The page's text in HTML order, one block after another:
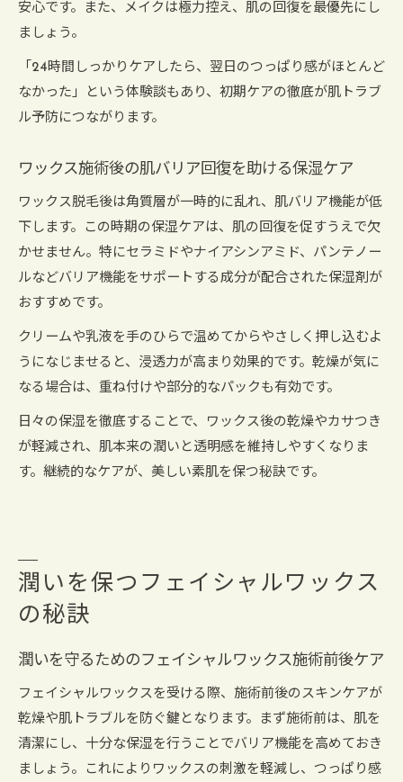
安心です。また、メイクは極力控え、肌の回復を最優先にし
ましょう。
「24時間しっかりケアしたら、翌日のつっぱり感がほとんど
なかった」という体験談もあり、初期ケアの徹底が肌トラブ
ル予防につながります。
ワックス施術後の肌バリア回復を助ける保湿ケア
ワックス脱毛後は角質層が一時的に乱れ、肌バリア機能が低
下します。この時期の保湿ケアは、肌の回復を促すうえで欠
かせません。特にセラミドやナイアシンアミド、パンテノー
ルなどバリア機能をサポートする成分が配合された保湿剤が
おすすめです。
クリームや乳液を手のひらで温めてからやさしく押し込むよ
うになじませると、浸透力が高まり効果的です。乾燥が気に
なる場合は、重ね付けや部分的なパックも有効です。
日々の保湿を徹底することで、ワックス後の乾燥やカサつき
が軽減され、肌本来の潤いと透明感を維持しやすくなりま
す。継続的なケアが、美しい素肌を保つ秘訣です。
潤いを保つフェイシャルワックス
の秘訣
潤いを守るためのフェイシャルワックス施術前後ケア
フェイシャルワックスを受ける際、施術前後のスキンケアが
乾燥や肌トラブルを防ぐ鍵となります。まず施術前は、肌を
清潔にし、十分な保湿を行うことでバリア機能を高めておき
ましょう。これによりワックスの刺激を軽減し、つっぱり感